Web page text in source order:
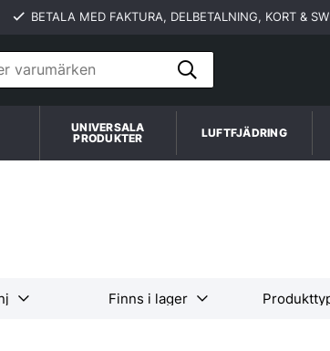
BETALA MED FAKTURA, DELBETALNING, KORT &
UNIVERSALA
PRODUKTER
LUFTFJÄDRING